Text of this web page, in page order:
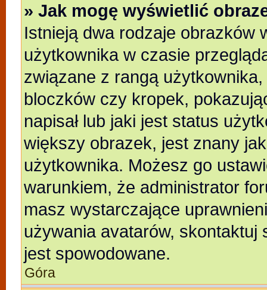
» Jak mogę wyświetlić
Istnieją dwa rodzaje obrazków
użytkownika w czasie
związane z rangą
bloczków czy kropek,
napisał lub jaki jest status
większy obrazek, jest znany
użytkownika. Możesz go
warunkiem, że administrator
masz wystarczające
używania avatarów,
jest spowodowane.
Góra